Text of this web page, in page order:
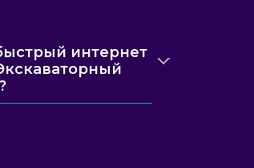
интернет